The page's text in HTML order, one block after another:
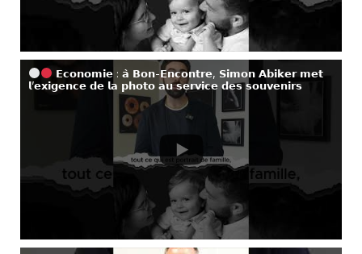
𝗘𝗰𝗼𝗻𝗼𝗺𝗶𝗲 : 𝗮̀ 𝗕𝗼𝗻-𝗘𝗻𝗰𝗼𝗻𝘁𝗿𝗲, 𝗦𝗶𝗺𝗼𝗻 𝗔𝗯𝗶𝗸𝗲𝗿 𝗺𝗲𝘁
𝗹’𝗲𝘅𝗶𝗴𝗲𝗻𝗰𝗲 𝗱𝗲 𝗹𝗮 𝗽𝗵𝗼𝘁𝗼 𝗮𝘂 𝘀𝗲𝗿𝘃𝗶𝗰𝗲 𝗱𝗲𝘀 𝘀𝗼𝘂𝘃𝗲𝗻𝗶𝗿𝘀